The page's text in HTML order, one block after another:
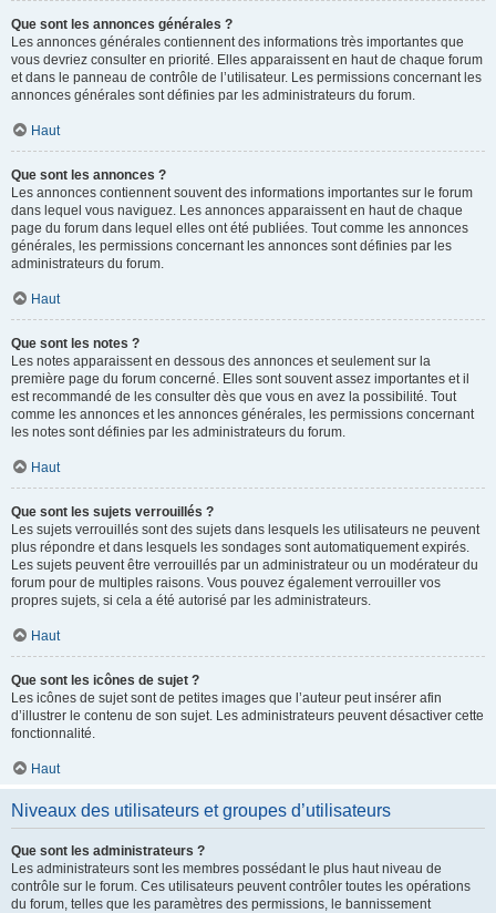
Que sont les annonces générales ?
Les annonces générales contiennent des informations très importantes que
vous devriez consulter en priorité. Elles apparaissent en haut de chaque forum
et dans le panneau de contrôle de l’utilisateur. Les permissions concernant les
annonces générales sont définies par les administrateurs du forum.
Haut
Que sont les annonces ?
Les annonces contiennent souvent des informations importantes sur le forum
dans lequel vous naviguez. Les annonces apparaissent en haut de chaque
page du forum dans lequel elles ont été publiées. Tout comme les annonces
générales, les permissions concernant les annonces sont définies par les
administrateurs du forum.
Haut
Que sont les notes ?
Les notes apparaissent en dessous des annonces et seulement sur la
première page du forum concerné. Elles sont souvent assez importantes et il
est recommandé de les consulter dès que vous en avez la possibilité. Tout
comme les annonces et les annonces générales, les permissions concernant
les notes sont définies par les administrateurs du forum.
Haut
Que sont les sujets verrouillés ?
Les sujets verrouillés sont des sujets dans lesquels les utilisateurs ne peuvent
plus répondre et dans lesquels les sondages sont automatiquement expirés.
Les sujets peuvent être verrouillés par un administrateur ou un modérateur du
forum pour de multiples raisons. Vous pouvez également verrouiller vos
propres sujets, si cela a été autorisé par les administrateurs.
Haut
Que sont les icônes de sujet ?
Les icônes de sujet sont de petites images que l’auteur peut insérer afin
d’illustrer le contenu de son sujet. Les administrateurs peuvent désactiver cette
fonctionnalité.
Haut
Niveaux des utilisateurs et groupes d’utilisateurs
Que sont les administrateurs ?
Les administrateurs sont les membres possédant le plus haut niveau de
contrôle sur le forum. Ces utilisateurs peuvent contrôler toutes les opérations
du forum, telles que les paramètres des permissions, le bannissement